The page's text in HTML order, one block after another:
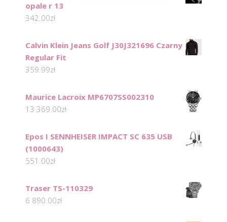
opale r 13
342.00zł
Calvin Klein Jeans Golf J30J321696 Czarny
Regular Fit
359.99zł
Maurice Lacroix MP6707SS002310
13 369.00zł
Epos I SENNHEISER IMPACT SC 635 USB
(1000643)
551.00zł
Traser TS-110329
6 890.00zł